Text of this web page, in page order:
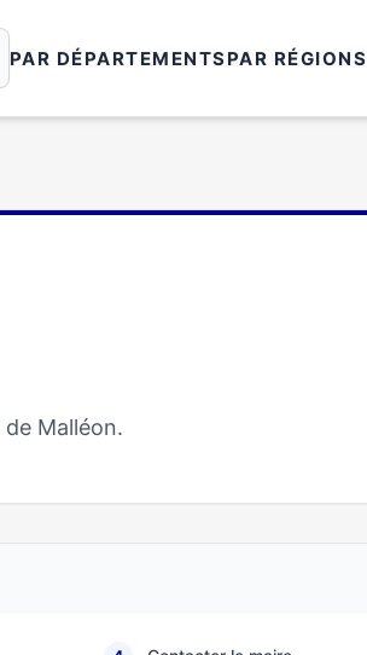
PAR DÉPARTEMENTSPAR RÉGIONS
Malléon.